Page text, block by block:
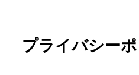
プライバシー